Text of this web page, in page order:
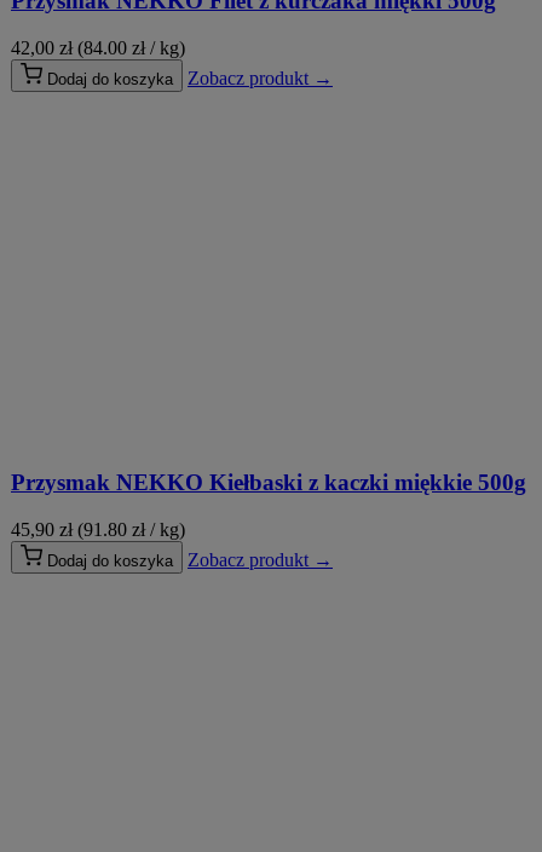
42,00 zł (84.00 zł / kg)
Dodaj do koszyka Zobacz produkt →
Przysmak NEKKO Kiełbaski z kaczki miękkie 500g
45,90 zł (91.80 zł / kg)
Dodaj do koszyka Zobacz produkt →